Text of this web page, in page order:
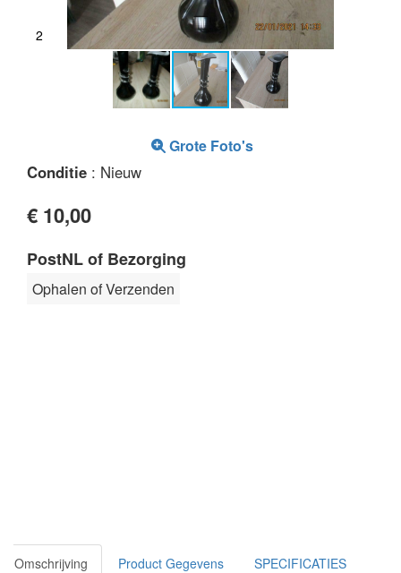
2
Grote Foto's
Conditie : Nieuw
€ 10,00
PostNL of Bezorging
Ophalen of Verzenden
Omschrijving Product Gegevens SPECIFICATIES